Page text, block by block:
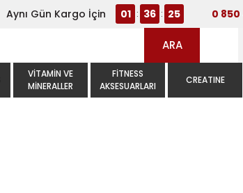
Aynı Gün Kargo İçin 01 : 36 : 25 0 850
ARA
VITAMIN VE
MINERALLER
FITNESS
AKSESUARLARI
CREATINE